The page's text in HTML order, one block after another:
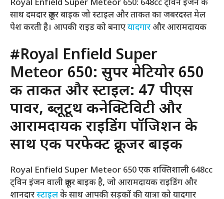
Royal Enfield Super Meteor 650: 648cc ट्विन इंजन के
साथ दमदार क्रूजर बाइक जो स्टाइल और ताकत का जबरदस्त मेल
पेश करती है। आपकी राइड को बनाएयादगारऔर आरामदायक
#Royal Enfield Super
Meteor 650: सुपर मेटियोर 650
की ताकत और स्टाइल: 47 पीएस
पावर, ब्लूटूथ कनेक्टिविटी और
आरामदायक राइडिंग पॉजिशन के
साथ एक परफेक्ट क्रूजर बाइक
Royal Enfield Super Meteor 650 एक शक्तिशाली 648cc
ट्विन इंजन वाली क्रूजर बाइक है, जो आरामदायक राइडिंग और
शानदारस्टाइलके साथ आपकी सड़कों की यात्रा को यादगार